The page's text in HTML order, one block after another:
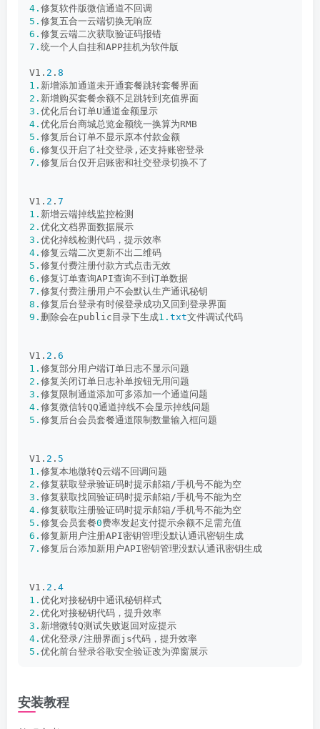
4. 修复软件版微信通道不回调
5. 修复五合一云端切换无响应
6. 修复云端二次获取验证码报错
7. 统一个人自挂和APP挂机为软件版
V1. 2 . 8
1. 新增添加通道未开通套餐跳转套餐界面
2. 新增购买套餐余额不足跳转到充值界面
3. 优化后台订单U通道金额显示
4. 优化后台商城总览金额统一换算为RMB
5. 修复后台订单不显示原本付款金额
6. 修复仅开启了社交登录,还支持账密登录
7. 修复后台仅开启账密和社交登录切换不了
V1. 2 . 7
1. 新增云端掉线监控检测
2. 优化文档界面数据展示
3. 优化掉线检测代码，提示效率
4. 修复云端二次更新不出二维码
5. 修复付费注册付款方式点击无效
6. 修复订单查询API查询不到订单数据
7. 修复付费注册用户不会默认生产通讯秘钥
8. 修复后台登录有时候登录成功又回到登录界面
9. 删除会在public目录下生成1. txt文件调试代码
V1. 2 . 6
1. 修复部分用户端订单日志不显示问题
2. 修复关闭订单日志补单按钮无用问题
3. 修复限制通道添加可多添加一个通道问题
4. 修复微信转QQ通道掉线不会显示掉线问题
5. 修复后台会员套餐通道限制数量输入框问题
V1. 2 . 5
1. 修复本地微转Q云端不回调问题
2. 修复获取登录验证码时提示邮箱/手机号不能为空
3. 修复获取找回验证码时提示邮箱/手机号不能为空
4. 修复获取注册验证码时提示邮箱/手机号不能为空
5. 修复会员套餐0费率发起支付提示余额不足需充值
6. 修复新用户注册API密钥管理没默认通讯密钥生成
7. 修复后台添加新用户API密钥管理没默认通讯密钥生成
V1. 2 . 4
1. 优化对接秘钥中通讯秘钥样式
2. 优化对接秘钥代码，提升效率
3. 新增微转Q测试失败返回对应提示
4. 优化登录/注册界面js代码，提升效率
5. 优化前台登录谷歌安全验证改为弹窗展示
安装教程